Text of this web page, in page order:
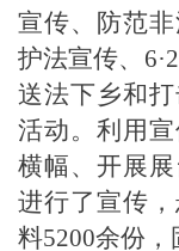
宣传、防范
护法宣传、
送法下乡和
活动。利用
横幅、开展
进行了宣传
料5200余份，